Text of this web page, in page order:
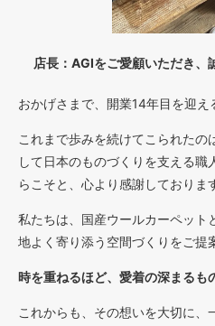
店長：AGIをご愛顧いただき、
おかげさまで、開業14年目を迎え
これまで歩みを続けてこられたの
して日本のものづくりを支える
らこそと、心より感謝しておりま
私たちは、国産ウールカーペット
地よく寄り添う空間づくりをご提
時を重ねるほど、愛着の深まるも
これからも、その想いを大切に、